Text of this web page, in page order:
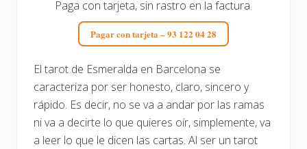
Paga con tarjeta, sin rastro en la factura.
Pagar con tarjeta – 93 122 04 28
El tarot de Esmeralda en Barcelona se
caracteriza por ser honesto, claro, sincero y
rápido. Es decir, no se va a andar por las ramas
ni va a decirte lo que quieres oír, simplemente, va
a leer lo que le dicen las cartas. Al ser un tarot